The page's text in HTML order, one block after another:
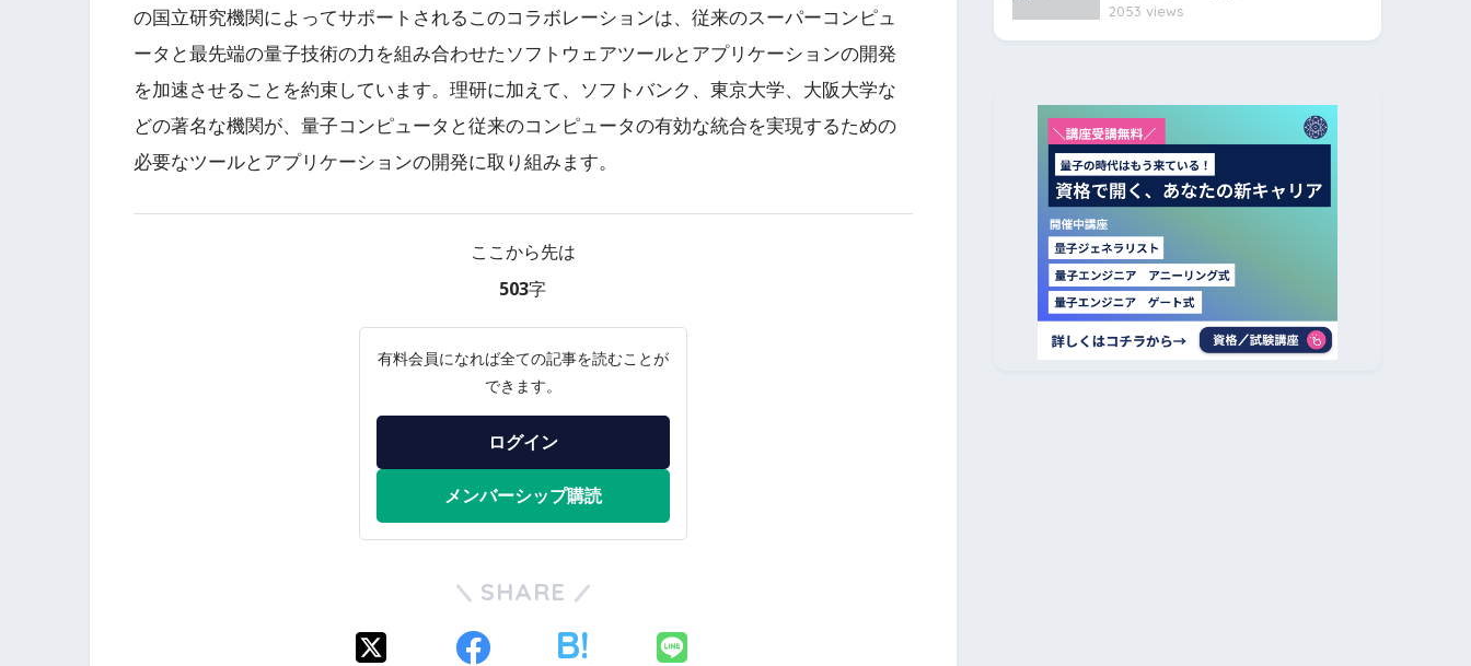
の国立研究機関によってサポートされるこのコラボレーションは、従来のスーパーコンピュ
ータと最先端の量子技術の力を組み合わせたソフトウェアツールとアプリケーションの開発
を加速させることを約束しています。理研に加えて、ソフトバンク、東京大学、大阪大学な
どの著名な機関が、量子コンピュータと従来のコンピュータの有効な統合を実現するための
必要なツールとアプリケーションの開発に取り組みます。
ここから先は
503字
有料会員になれば全ての記事を読むことが
できます。
ログイン
メンバーシップ購読
SHARE
2053 views